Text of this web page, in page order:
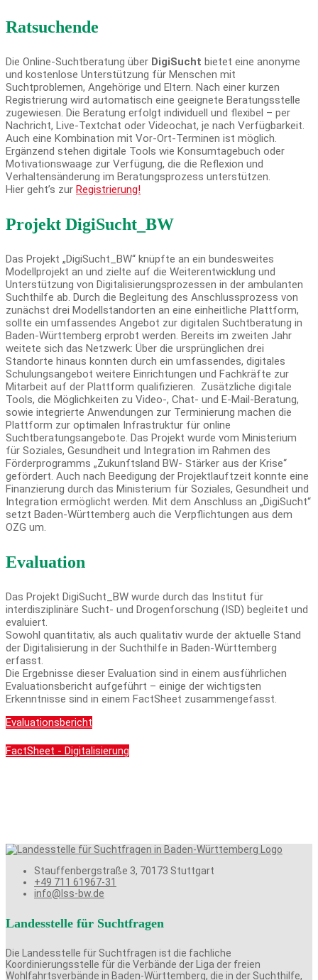
Ratsuchende
Die Online-Suchtberatung über DigiSucht bietet eine anonyme
und kostenlose Unterstützung für Menschen mit
Suchtproblemen, Angehörige und Eltern. Nach einer kurzen
Registrierung wird automatisch eine geeignete Beratungsstelle
zugewiesen. Die Beratung erfolgt individuell und flexibel – per
Nachricht, Live-Textchat oder Videochat, je nach Verfügbarkeit.
Auch eine Kombination mit Vor-Ort-Terminen ist möglich.
Ergänzend stehen digitale Tools wie Konsumtagebuch oder
Motivationswaage zur Verfügung, die die Reflexion und
Verhaltensänderung im Beratungsprozess unterstützen.
Hier geht’s zur Registrierung!
Projekt DigiSucht_BW
Das Projekt „DigiSucht_BW“ knüpfte an ein bundesweites
Modellprojekt an und zielte auf die Weiterentwicklung und
Unterstützung von Digitalisierungsprozessen in der ambulanten
Suchthilfe ab. Durch die Begleitung des Anschlussprozess von
zunächst drei Modellstandorten an eine einheitliche Plattform,
sollte ein umfassendes Angebot zur digitalen Suchtberatung in
Baden-Württemberg erprobt werden. Bereits im zweiten Jahr
weitete sich das Netzwerk: Über die ursprünglichen drei
Standorte hinaus konnten durch ein umfassendes, digitales
Schulungsangebot weitere Einrichtungen und Fachkräfte zur
Mitarbeit auf der Plattform qualifizieren. Zusätzliche digitale
Tools, die Möglichkeiten zu Video-, Chat- und E-Mail-Beratung,
sowie integrierte Anwendungen zur Terminierung machen die
Plattform zur optimalen Infrastruktur für online
Suchtberatungsangebote. Das Projekt wurde vom Ministerium
für Soziales, Gesundheit und Integration im Rahmen des
Förderprogramms „Zukunftsland BW- Stärker aus der Krise“
gefördert. Auch nach Beedigung der Projektlauftzeit konnte eine
Finanzierung durch das Ministerium für Soziales, Gesundheit und
Integration ermöglicht werden. Mit dem Anschluss an „DigiSucht“
setzt Baden-Württemberg auch die Verpflichtungen aus dem
OZG um.
Evaluation
Das Projekt DigiSucht_BW wurde durch das Institut für
interdisziplinäre Sucht- und Drogenforschung (ISD) begleitet und
evaluiert.
Sowohl quantitativ, als auch qualitativ wurde der aktuelle Stand
der Digitalisierung in der Suchthilfe in Baden-Württemberg
erfasst.
Die Ergebnisse dieser Evaluation sind in einem ausführlichen
Evaluationsbericht aufgeführt – einige der wichtigsten
Erkenntnisse sind in einem FactSheet zusammengefasst.
Evaluationsbericht
FactSheet - Digitalisierung
Stauffenbergstraße 3, 70173 Stuttgart
+49 711 61967-31
info@lss-bw.de
Landesstelle für Suchtfragen
Die Landesstelle für Suchtfragen ist die fachliche
Koordinierungsstelle für die Verbände der Liga der freien
Wohlfahrtsverbände in Baden-Württemberg, die in der Suchthilfe,